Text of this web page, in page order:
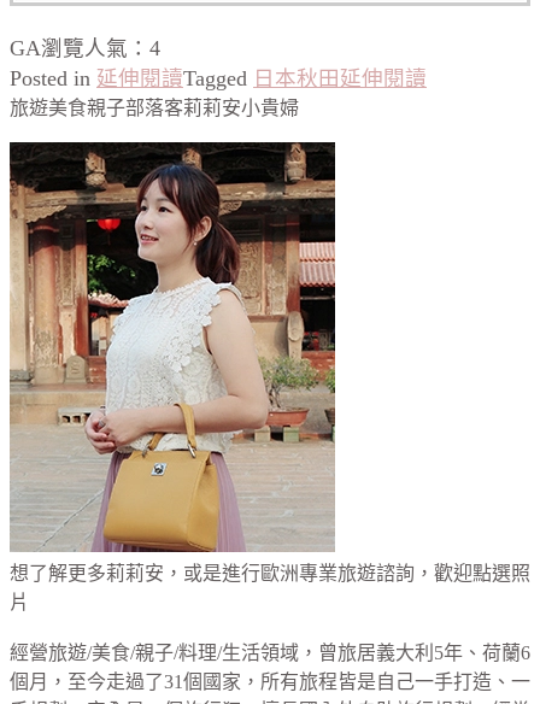
GA瀏覽人氣：4
Posted in 延伸閱讀Tagged 日本秋田延伸閱讀
旅遊美食親子部落客莉莉安小貴婦
想了解更多莉莉安，或是進行歐洲專業旅遊諮詢，歡迎點選照
片
經營旅遊/美食/親子/料理/生活領域，曾旅居義大利5年、荷蘭6
個月，至今走過了31個國家，所有旅程皆是自己一手打造、一